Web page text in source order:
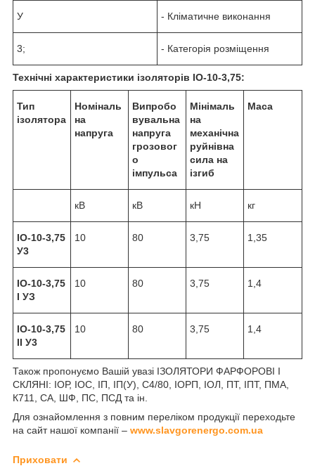
У - Кліматичне виконання
3; - Категорія розміщення
Технічні характеристики ізоляторів ІО-10-3,75:
Тип
ізолятора
Номіналь
на
напруга
Випробо
вувальна
напруга
грозовог
о
імпульса
Мінімаль
на
механічна
руйнівна
сила на
ізгиб
Маса
кВ кВ кН кг
ІО-10-3,75
У3
10 80 3,75 1,35
ІО-10-3,75
I УЗ
10 80 3,75 1,4
ІО-10-3,75
II У3
10 80 3,75 1,4
Також пропонуємо Вашій увазі ІЗОЛЯТОРИ ФАРФОРОВІ І
СКЛЯНІ: ІОР, ІОС, ІП, ІП(У), С4/80, ІОРП, ІОЛ, ПТ, ІПТ, ПМА,
К711, СА, ШФ, ПС, ПСД та ін.
Для ознайомлення з повним переліком продукції переходьте
на сайт нашої компанії – www.slavgorenergo.com.ua
Приховати